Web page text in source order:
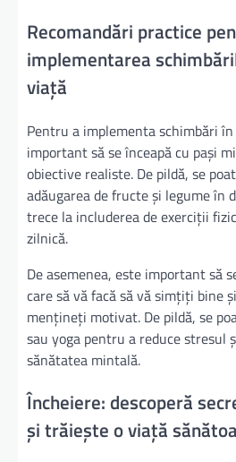
Recomandări practice
implementarea
viață
Pentru a implementa schimbări
important să se înceapă cu pași
obiective realiste. De pildă, se
adăugarea de fructe și legume în
trece la includerea de exerciții
zilnică.
De asemenea, este important să
care să vă facă să vă simțiți bine
mențineți motivat. De pildă, se
sau yoga pentru a reduce stresul
sănătatea mintală.
Încheiere: descoperă
și trăiește o viață